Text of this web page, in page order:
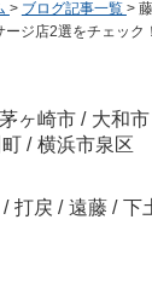
> ブログ記事一覧 >
ジ店2選をチェック！
茅ヶ崎市 / 大和市
/ 横浜市泉区
/ 打戻 / 遠藤 / 下